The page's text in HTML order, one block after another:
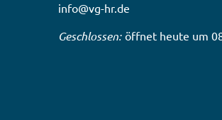
info@vg-hr.de
Klicken, um weitere Öffnungs-
Geschlossen: öffnet heute um